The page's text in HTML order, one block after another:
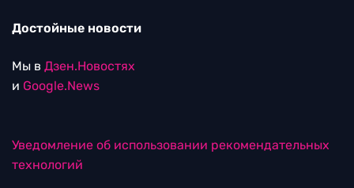
Достойные новости
Мы в Дзен.Новостях
и Google.News
Уведомление об использовании рекомендательных
технологий